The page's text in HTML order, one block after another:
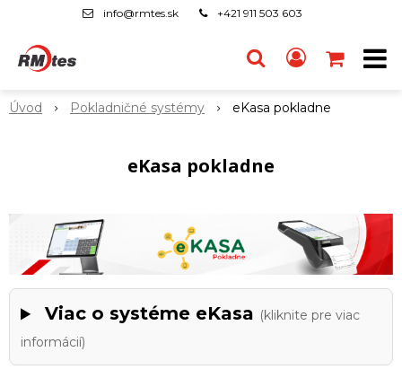
info@rmtes.sk +421 911 503 603
Úvod Pokladničné systémy eKasa pokladne
eKasa pokladne
Viac o systéme eKasa (kliknite pre viac
informácií)